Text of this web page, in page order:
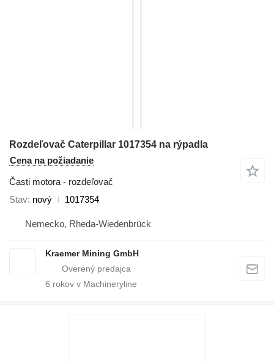
Rozdeľovač Caterpillar 1017354 na rýpadla
Cena na požiadanie
Časti motora - rozdeľovač
Stav nový 1017354
Nemecko, Rheda-Wiedenbrück
Kraemer Mining GmbH
6 rokov v Machineryline